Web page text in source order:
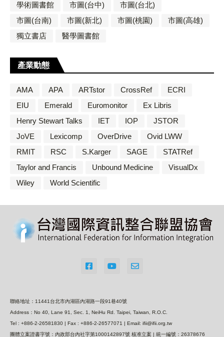
學術圖書館
市圖(台中)
市圖(台北)
市圖(台南)
市圖(新北) 市圖(桃園)
市圖(高雄)
獨立書店
醫學圖書館
產業動態
AMA APA ARTstor CrossRef
ECRI
EIU
Emerald Euromonitor
Ex Libris
Henry Stewart Talks
IET IOP
JSTOR
JoVE
Lexicomp OverDrive
Ovid LWW
RMIT
RSC S.Karger SAGE
STATRef
Taylor and Francis
Unbound Medicine
VisualDx
Wiley
World Scientific
聯絡地址：11441台北市內湖區內湖路一段91巷40號
Address：No 40, Lane 91, Sec. 1, NeiHu Rd. Taipei, Taiwan, R.O.C.
Tel : +886-2-26581830 | Fax : +886-2-26577071 | Email: ifii@ifii.org.tw
團體立案證書字號：內政部台內社字第1000142897號 核准立案 | 統一編號：26378676